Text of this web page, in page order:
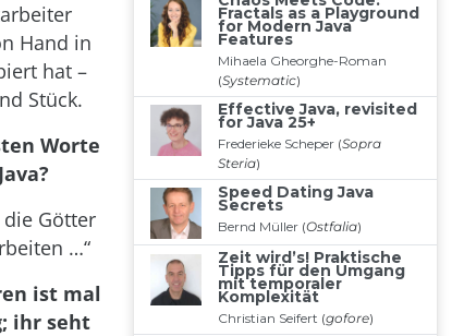
Hand in
hat –
Stück.
Worte
die Götter
…“
ist mal
ihr seht